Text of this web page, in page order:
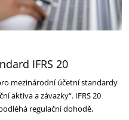
IFRS 20
mezinárodní účetní standardy
aktiva a závazky“. IFRS 20
regulační dohodě,